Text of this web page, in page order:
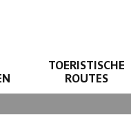
TOERISTISCHE
ROUTES